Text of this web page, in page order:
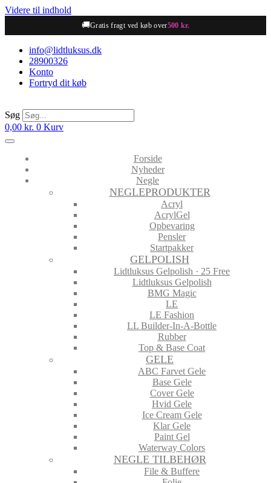
Videre til indhold
🚚Gratis fragt ved køb over500 kr.
info@lidtluksus.dk
28900326
Konto
Fortryd dit køb
Søg
0,00 kr. 0 Kurv
Forside
Nyheder
Negle
NEGLEPRODUKTER
Acryl
AcrylGel
Opbevaring
Pensler
Startpakker
GELPOLISH
Lidtluksus Gelpolish · 25 Free
Lidtluksus Gelpolish
BMG Magic
LE
LE Fashion
LL Builder-In-A-Bottle
Rubber
Top & Base Coat
GELE
ABC Farvet Gele
Base Gele
Cover Gele
Hvid Gele
Ice Cream Gele
Klar Gele
Paint Gel
Waterway Colors
NEGLE TILBEHØR
File & Buffere